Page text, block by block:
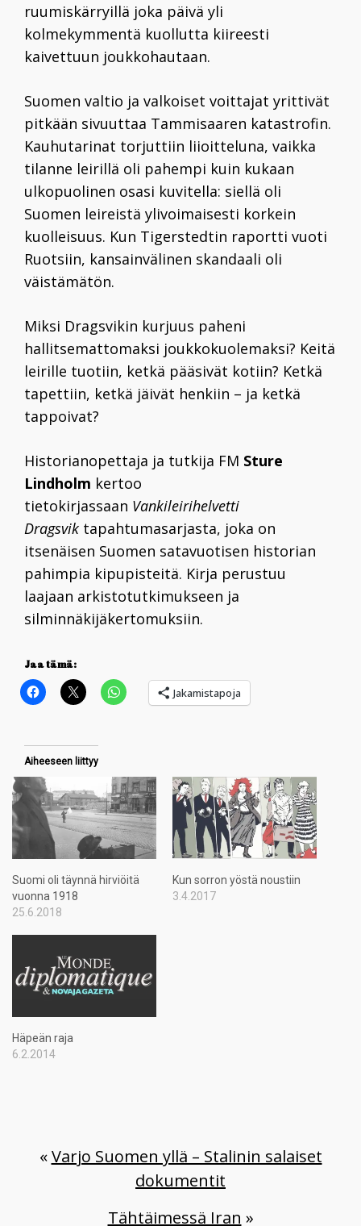
ruumiskärryillä joka päivä yli
kolmekymmentä kuollutta kiireesti
kaivettuun joukkohautaan.
Suomen valtio ja valkoiset voittajat yrittivät
pitkään sivuuttaa Tammisaaren katastrofin.
Kauhutarinat torjuttiin liioitteluna, vaikka
tilanne leirillä oli pahempi kuin kukaan
ulkopuolinen osasi kuvitella: siellä oli
Suomen leireistä ylivoimaisesti korkein
kuolleisuus. Kun ­Tigerstedtin raportti vuoti
Ruotsiin, kansainvälinen skandaali oli
väistämätön.
Miksi Dragsvikin kurjuus paheni
hallitsemattomaksi joukkokuolemaksi? Keitä
leirille tuotiin, ketkä pääsivät kotiin? Ketkä
tapettiin, ketkä jäivät henkiin – ja ketkä
tappoivat?
Historianopettaja ja tutkija FM Sture
Lindholm kertoo
tietokirjassaan Vankileirihelvetti
Dragsvik tapahtumasarjasta, joka on
itsenäisen Suomen satavuotisen historian
pahimpia kipupisteitä. Kirja perustuu
laajaan arkistotutkimukseen ja
silminnäkijäkertomuksiin.
Jaa tämä:
Jakamistapoja
Aiheeseen liittyy
Suomi oli täynnä hirviöitä
vuonna 1918
25.6.2018
Kun sorron yöstä noustiin
3.4.2017
Häpeän raja
6.2.2014
«Varjo Suomen yllä – Stalinin salaiset
dokumentit
Tähtäimessä Iran »